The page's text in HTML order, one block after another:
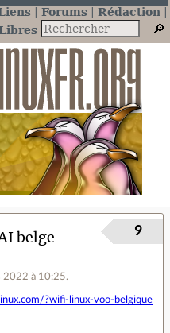
Forums
Rédaction
belge
2022 à 10:25.
9
?wifi-linux-voo-belgique